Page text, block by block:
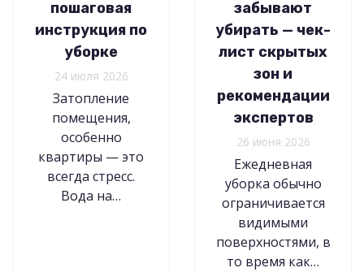
пошаговая
инструкция по
уборке
24 июля 2026
Затопление
помещения,
особенно
квартиры — это
всегда стресс.
Вода на…
забывают
убирать — чек-
лист скрытых
зон и
рекомендации
экспертов
26 июня 2026
Ежедневная
уборка обычно
ограничивается
видимыми
поверхностями, в
то время как…